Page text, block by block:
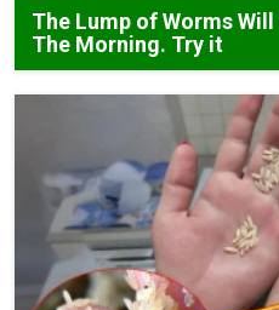
The Lump of Worms
The Morning. Try it